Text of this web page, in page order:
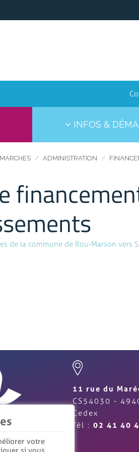
INFOS &
ADMINISTRATION
de la commune de Rou-Marson vers
votre
11 rue du
CS54030 -
Cedex
Tél : 02 41 40